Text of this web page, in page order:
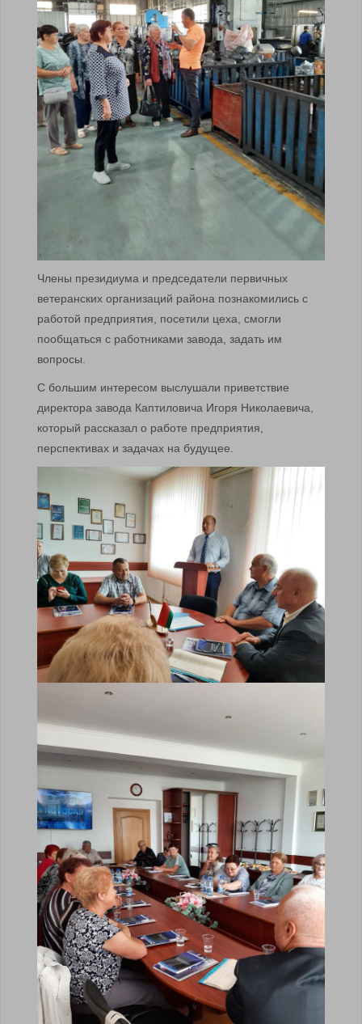
Члены президиума и председатели первичных
ветеранских организаций района познакомились с
работой предприятия, посетили цеха, смогли
пообщаться с работниками завода, задать им
вопросы.
С большим интересом выслушали приветствие
директора завода Каптиловича Игоря Николаевича,
который рассказал о работе предприятия,
перспективах и задачах на будущее.